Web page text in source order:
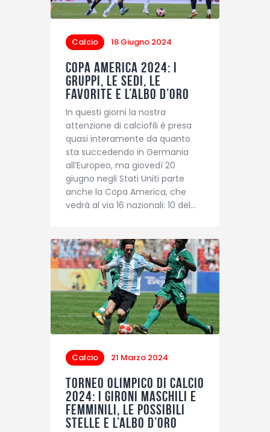
Calcio 18 Giugno 2024
Copa America 2024: i
gruppi, le sedi, le
favorite e l’albo d’oro
In questi giorni la nostra
attenzione di calciofili è presa
quasi interamente da quanto
sta succedendo in Germania
all’Europeo, ma giovedì 20
giugno negli Stati Uniti parte
anche la Copa America, che
vedrà al via 16 nazionali: 10 del…
Calcio 21 Marzo 2024
Torneo olimpico di calcio
2024: i gironi maschili e
femminili, le possibili
stelle e l’albo d’oro